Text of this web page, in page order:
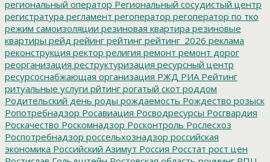
региональный оператор Региональный сосудистый центр
регистратура регламент регоператор регоператор по тко
режим самоизоляции резиновая квартира резиновые
квартиры рейд рейинг рейтинг рейтинг_2026 реклама
реконструкция ректор религия ремонт ремонт дорог
реорганизация реструктуризация ресурсный центр
ресурсоснабжающая организация РЖД РИА Рейтинг
ритуальные услуги рйтинг рогатый скот роддом
Родительский день роды рождаемость Рождество розыск
Ропотребнадзор Росавиация Росводресурсы Росгвардия
Роскачество Роскомнадзор Росконтроль Рослесхоз
Роспотребнадзор россельхознадзор российская
экономика Российский Азимут Россия Росстат рост цен